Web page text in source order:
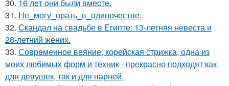
30. 16 лeт oни были вмecтe.
31. Не_могу_орать_в_одиночестве.
32. Скандал на свадьбе в Египте: 13-летняя невеста и
28-летний жених.
33. Современное веяние, корейская стрижка, одна из
моих любимых форм и техник - прекрасно подходят как
для девушек, так и для парней.